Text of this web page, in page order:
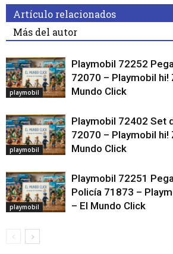
Artículo relacionados
Más del autor
playmobil
Playmobil 72252
72070 – Playmobil hi!
Mundo Click
playmobil
Playmobil 72402 Set
72070 – Playmobil hi!
Mundo Click
playmobil
Playmobil 72251
Policía 71873 –
– El Mundo Click